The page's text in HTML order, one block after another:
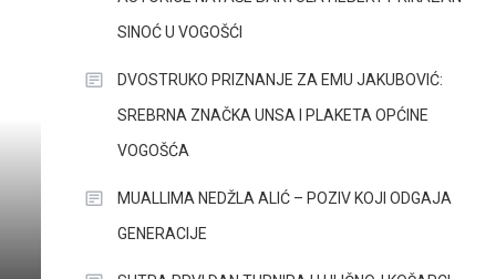
SINOĆ U VOGOŠĆI
DVOSTRUKO PRIZNANJE ZA EMU JAKUBOVIĆ:
SREBRNA ZNAČKA UNSA I PLAKETA OPĆINE
VOGOŠĆA
MUALLIMA NEDŽLA ALIĆ – POZIV KOJI ODGAJA
GENERACIJE